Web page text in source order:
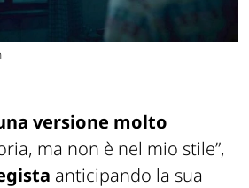
versione molto
ma non è nel mio stile”,
anticipando la sua